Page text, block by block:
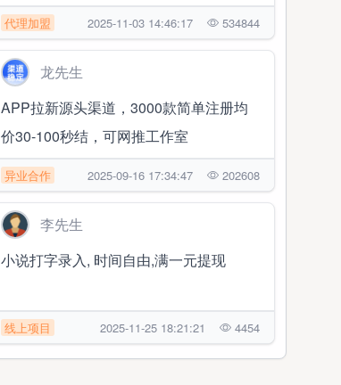
✔帮扶落地
代理加盟 2025-11-03 14:46:17 534844
龙先生
APP拉新源头渠道，3000款简单注册均
价30-100秒结，可网推工作室
异业合作 2025-09-16 17:34:47 202608
李先生
小说打字录入, 时间自由,满一元提现
线上项目 2025-11-25 18:21:21 4454